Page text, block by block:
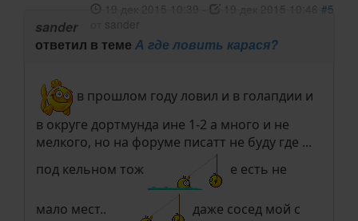
19 дек 2015 10:39 19 дек 2015 10:46 #5
sander
ответил в теме А где ловить карася?
в прошлом году ловил и в голапдии и
в округе дортмунда ине 1-2 а много и не
мелкого, но на форуме писатт не буду где ...
под кельном тож
е есть не
мало мест..
даже сосед мой с